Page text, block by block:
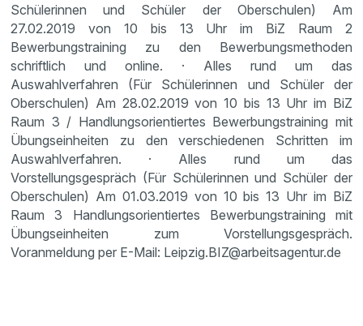
Schülerinnen und Schüler der Oberschulen) Am
27.02.2019 von 10 bis 13 Uhr im BiZ Raum 2
Bewerbungstraining zu den Bewerbungsmethoden
schriftlich und online. · Alles rund um das
Auswahlverfahren (Für Schülerinnen und Schüler der
Oberschulen) Am 28.02.2019 von 10 bis 13 Uhr im BiZ
Raum 3 / Handlungsorientiertes Bewerbungstraining mit
Übungseinheiten zu den verschiedenen Schritten im
Auswahlverfahren. · Alles rund um das
Vorstellungsgespräch (Für Schülerinnen und Schüler der
Oberschulen) Am 01.03.2019 von 10 bis 13 Uhr im BiZ
Raum 3 Handlungsorientiertes Bewerbungstraining mit
Übungseinheiten zum Vorstellungsgespräch.
Voranmeldung per E-Mail: Leipzig.BIZ@arbeitsagentur.de